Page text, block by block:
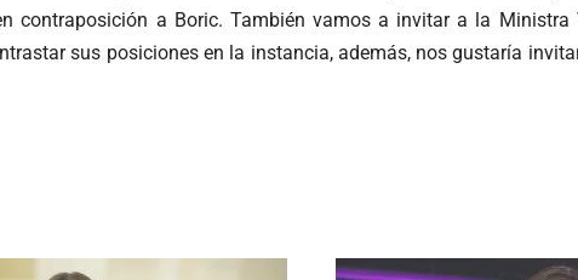
contraposición a Boric. También vamos a invitar a la Ministra
sus posiciones en la instancia, además, nos gustaría